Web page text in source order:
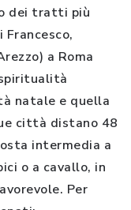
dei tratti più
a Roma
natale e quella
città distano 48
intermedia a
o a cavallo, in
Per